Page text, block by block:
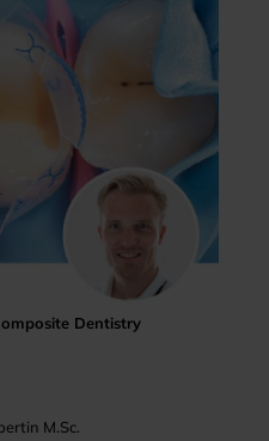
Dentistry
M.Sc.